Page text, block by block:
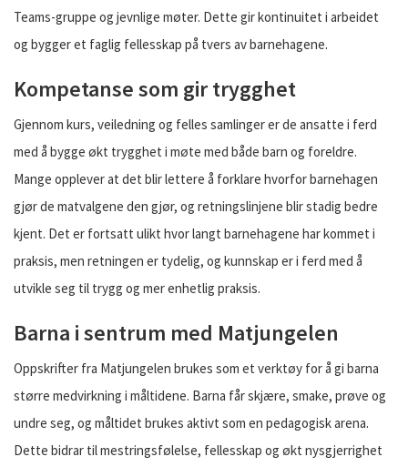
Teams-gruppe og jevnlige møter. Dette gir kontinuitet i arbeidet
og bygger et faglig fellesskap på tvers av barnehagene.
Kompetanse som gir trygghet
Gjennom kurs, veiledning og felles samlinger er de ansatte i ferd
med å bygge økt trygghet i møte med både barn og foreldre.
Mange opplever at det blir lettere å forklare hvorfor barnehagen
gjør de matvalgene den gjør, og retningslinjene blir stadig bedre
kjent. Det er fortsatt ulikt hvor langt barnehagene har kommet i
praksis, men retningen er tydelig, og kunnskap er i ferd med å
utvikle seg til trygg og mer enhetlig praksis.
Barna i sentrum med Matjungelen
Oppskrifter fra Matjungelen brukes som et verktøy for å gi barna
større medvirkning i måltidene. Barna får skjære, smake, prøve og
undre seg, og måltidet brukes aktivt som en pedagogisk arena.
Dette bidrar til mestringsfølelse, fellesskap og økt nysgjerrighet